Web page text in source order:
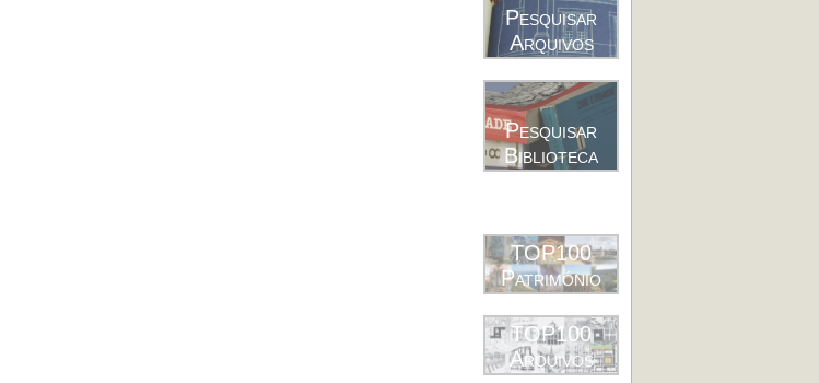
Pesquisar
Arquivos
Pesquisar
Biblioteca
TOP100
Património
TOP100
Arquivos